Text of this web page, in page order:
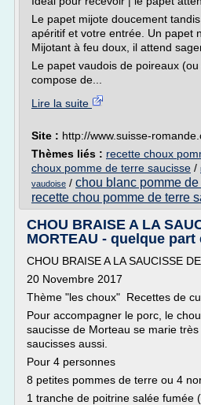
Le papet mijote doucement
apéritif et votre entrée. Un papet
Mijotant à feu doux, il attend
Le papet vaudois de poireaux
compose de...
Lire la suite
Site : http://www.suisse-
Thèmes liés : recette choux
choux pomme de terre saucisse /
vaudoise / chou blanc pomme
recette chou pomme de terre
CHOU BRAISE A LA
MORTEAU - quelque part
CHOU BRAISE A LA SAUCISSE
20 Novembre 2017
Thème "les choux" Recettes de
Pour accompagner le porc, le
saucisse de Morteau se marie
saucisses aussi.
Pour 4 personnes
8 petites pommes de terre ou 4
1 tranche de poitrine salée fumée